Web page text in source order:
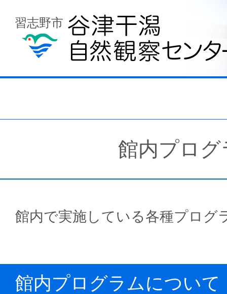
習志野市
館内プログ
館内で実施している各種プログ
館内プログラムについて